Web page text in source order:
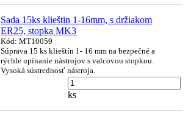
Sada 15ks klieštin 1-16mm, s držiakom
ER25, stopka MK3
Kód: MT10059
Súprava 15 ks klieštín 1- 16 mm na bezpečné a
rýchle upínanie nástrojov s valcovou stopkou.
Vysoká sústrednosť nástroja.
ks